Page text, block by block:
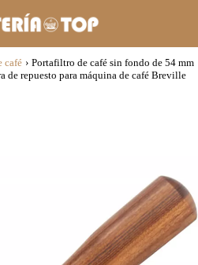
café › Portafiltro de café sin fondo de 54 mm
de repuesto para máquina de café Breville